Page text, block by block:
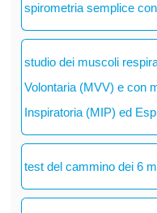
spirometria semplice
studio dei muscoli
Volontaria (MVV) e con
Inspiratoria (MIP) ed
test del cammino dei 6